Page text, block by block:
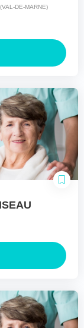
DE-MARNE)